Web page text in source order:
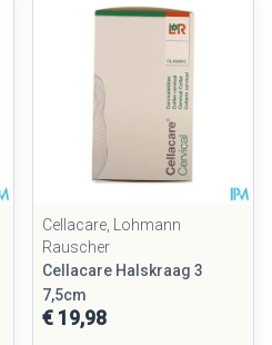
Cellacare, Lohmann
Rauscher
Cellacare Halskraag 3
7,5cm
€ 19,98